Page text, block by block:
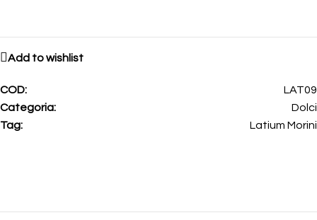
Add to wishlist
COD:
LAT09
Categoria:
Dolci
Tag:
Latium Morini